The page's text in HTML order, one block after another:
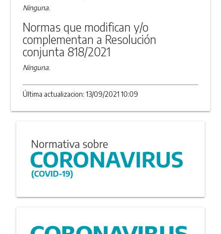
Ninguna.
Normas que modifican y/o
complementan a Resolución
conjunta 818/2021
Ninguna.
Última actualizacion: 13/09/2021 10:09